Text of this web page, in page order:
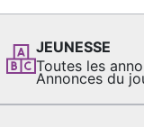
JEUNESSE
Toutes les
Annonces du